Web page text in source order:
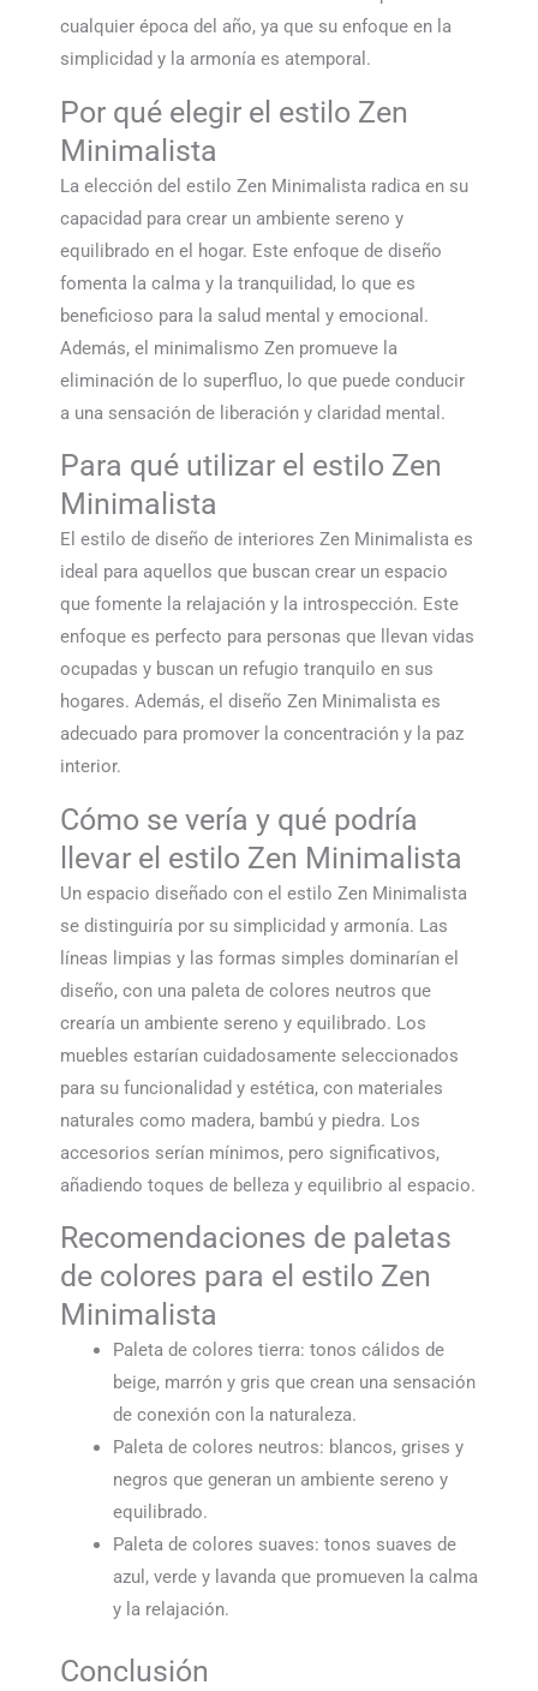
cualquier época del año, ya que su enfoque en la
simplicidad y la armonía es atemporal.
Por qué elegir el estilo Zen
Minimalista
La elección del estilo Zen Minimalista radica en su
capacidad para crear un ambiente sereno y
equilibrado en el hogar. Este enfoque de diseño
fomenta la calma y la tranquilidad, lo que es
beneficioso para la salud mental y emocional.
Además, el minimalismo Zen promueve la
eliminación de lo superfluo, lo que puede conducir
a una sensación de liberación y claridad mental.
Para qué utilizar el estilo Zen
Minimalista
El estilo de diseño de interiores Zen Minimalista es
ideal para aquellos que buscan crear un espacio
que fomente la relajación y la introspección. Este
enfoque es perfecto para personas que llevan vidas
ocupadas y buscan un refugio tranquilo en sus
hogares. Además, el diseño Zen Minimalista es
adecuado para promover la concentración y la paz
interior.
Cómo se vería y qué podría
llevar el estilo Zen Minimalista
Un espacio diseñado con el estilo Zen Minimalista
se distinguiría por su simplicidad y armonía. Las
líneas limpias y las formas simples dominarían el
diseño, con una paleta de colores neutros que
crearía un ambiente sereno y equilibrado. Los
muebles estarían cuidadosamente seleccionados
para su funcionalidad y estética, con materiales
naturales como madera, bambú y piedra. Los
accesorios serían mínimos, pero significativos,
añadiendo toques de belleza y equilibrio al espacio.
Recomendaciones de paletas
de colores para el estilo Zen
Minimalista
Paleta de colores tierra: tonos cálidos de
beige, marrón y gris que crean una sensación
de conexión con la naturaleza.
Paleta de colores neutros: blancos, grises y
negros que generan un ambiente sereno y
equilibrado.
Paleta de colores suaves: tonos suaves de
azul, verde y lavanda que promueven la calma
y la relajación.
Conclusión